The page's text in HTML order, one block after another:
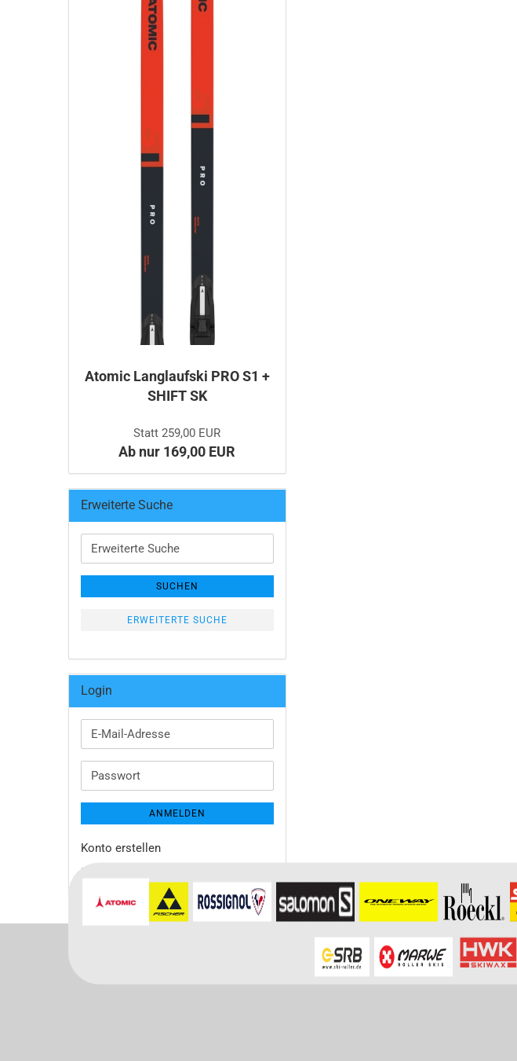
Atomic Langlaufski PRO S1 +
SHIFT SK
Statt 259,00 EUR
Ab nur 169,00 EUR
Erweiterte Suche
Erweiterte
Suche
SUCHEN
ERWEITERTE SUCHE
Login
E-
Mail-
Passwort
ANMELDEN
Konto erstellen
Passwort vergessen?